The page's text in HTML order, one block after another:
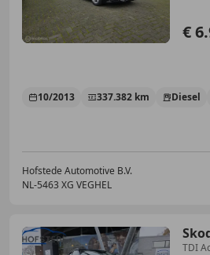
€
10/2013 337.382 km Diesel
Hofstede Automotive B.V.
NL-5463 XG VEGHEL
TDI